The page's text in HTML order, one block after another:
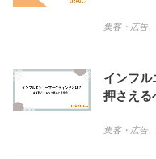
集客・広告、
インフル
押さえる
集客・広告、